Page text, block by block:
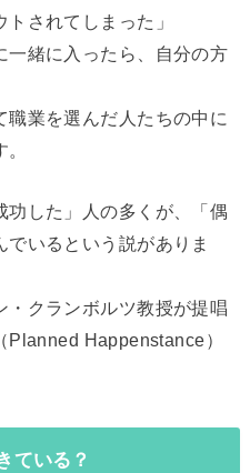
されてしまった」
一緒に入ったら、自分の方
職業を選んだ人たちの中に
功した」人の多くが、「偶
いるという説がありま
・クランボルツ教授が提唱
Planned Happenstance）
ている？